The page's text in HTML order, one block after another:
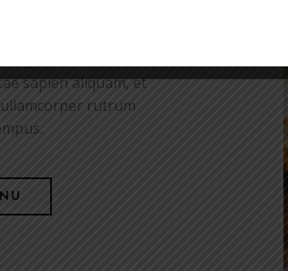
placerat. Phasellus
pretium luctus
quis enim a varius.
sapien aliquam, et
rutrum